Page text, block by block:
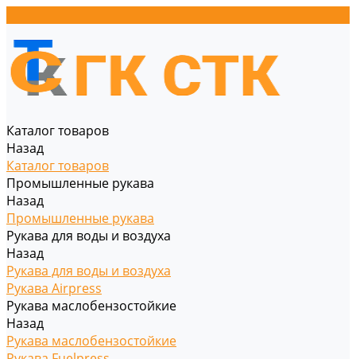
Каталог товаров
Назад
Каталог товаров
Промышленные рукава
Назад
Промышленные рукава
Рукава для воды и воздуха
Назад
Рукава для воды и воздуха
Рукава Airpress
Рукава маслобензостойкие
Назад
Рукава маслобензостойкие